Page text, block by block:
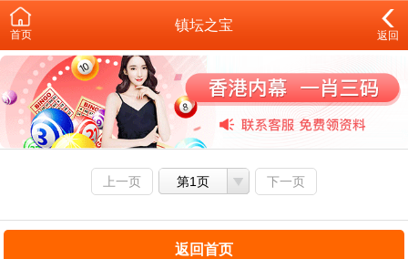
首页
镇坛之宝
返回
上一页 第1页 下一页
返回首页